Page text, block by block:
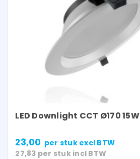
LED Downlight CCT Ø170 15W
23,00 per stukexcl BTW
27,83 per stuk incl BTW